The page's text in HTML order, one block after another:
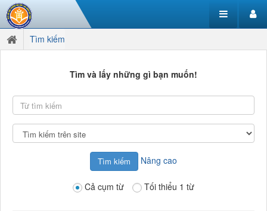
Tìm kiếm
Tìm và lấy những gì bạn muốn!
tìm
kiếm
kiếm
tại
Nâng cao
Cả cụm từ Tối thiểu 1 từ